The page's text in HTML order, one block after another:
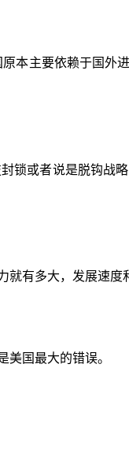
本主要依赖于国外
锁或者说是脱钩战
就有多大，发展速度
国最大的错误。